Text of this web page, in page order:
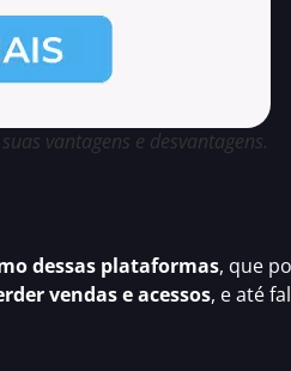
vantagens e desvantagens.
dessas plataformas, que
vendas e acessos, e até